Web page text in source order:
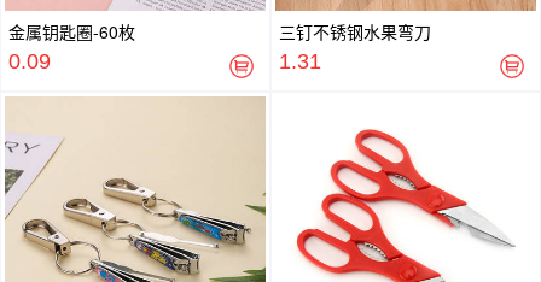
金属钥匙圈-60枚
0.09
三钉不锈钢水果弯刀
1.31